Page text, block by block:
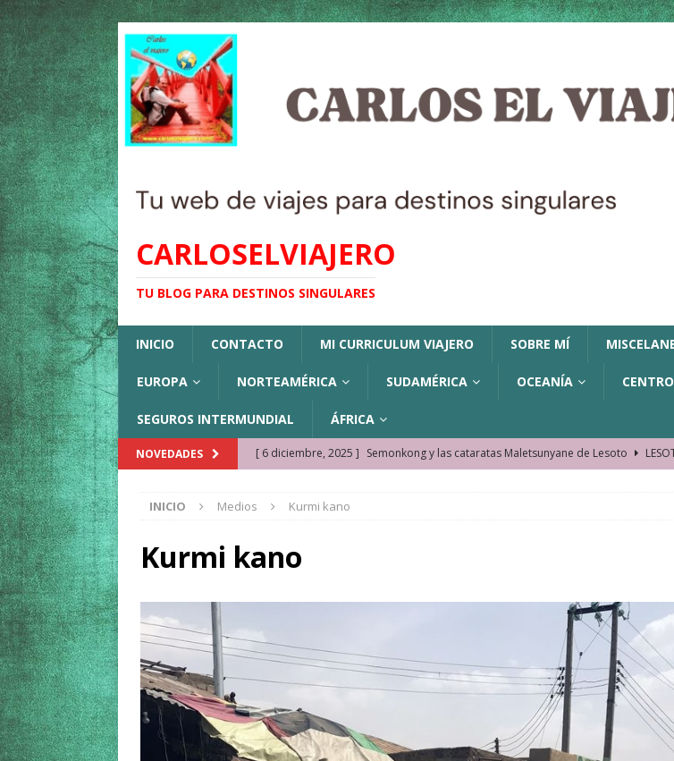
CARLOSELVIAJERO
TU BLOG PARA DESTINOS SINGULARES
INICIO CONTACTO MI CURRICULUM VIAJERO SOBRE MÍ
EUROPA NORTEAMÉRICA SUDAMÉRICA OCEANÍA
SEGUROS INTERMUNDIAL ÁFRICA
NOVEDADES [ 6 diciembre, 2025 ] Semonkong y las cataratas Maletsunyane de Lesoto
KAZAJISTÁN
[ 9 octubre, 2025 ] JAMAICA. La historia de la misteriosa avioneta de la playa
Cómo moverse en Seychelles de manera sostenible
[ 3 agosto, 2025 ] Qué ver en Manama. La capital de Baréin
BARÉIN
Ela Nguema. El barrio más castizo de Malabo GUINEA
INICIO Medios Kurmi kano
Kurmi kano